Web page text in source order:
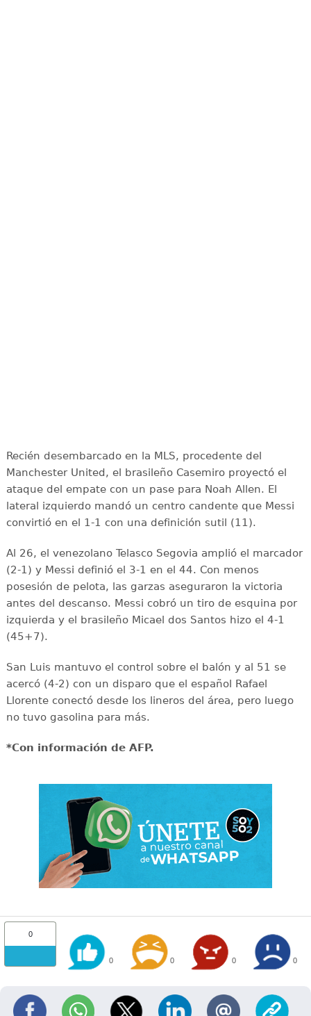
Recién desembarcado en la MLS, procedente del
Manchester United, el brasileño Casemiro proyectó el
ataque del empate con un pase para Noah Allen. El
lateral izquierdo mandó un centro candente que Messi
convirtió en el 1-1 con una definición sutil (11).
Al 26, el venezolano Telasco Segovia amplió el marcador
(2-1) y Messi definió el 3-1 en el 44. Con menos
posesión de pelota, las garzas aseguraron la victoria
antes del descanso. Messi cobró un tiro de esquina por
izquierda y el brasileño Micael dos Santos hizo el 4-1
(45+7).
San Luis mantuvo el control sobre el balón y al 51 se
acercó (4-2) con un disparo que el español Rafael
Llorente conectó desde los lineros del área, pero luego
no tuvo gasolina para más.
*Con información de AFP.
0
0 0 0 0